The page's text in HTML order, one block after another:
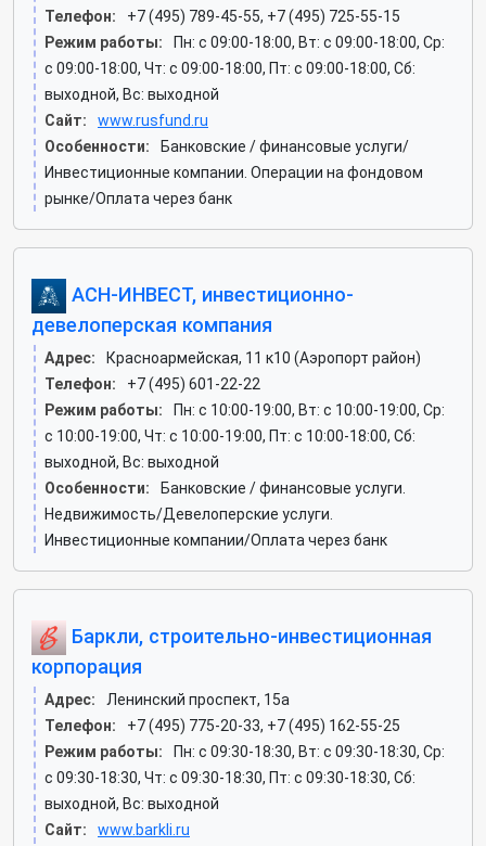
Телефон:
+7 (495) 789-45-55, +7 (495) 725-55-15
Режим работы:
Пн: c 09:00-18:00, Вт: c 09:00-18:00, Ср:
c 09:00-18:00, Чт: c 09:00-18:00, Пт: c 09:00-18:00, Сб:
выходной, Вс: выходной
Сайт:
www.rusfund.ru
Особенности:
Банковские / финансовые услуги/
Инвестиционные компании. Операции на фондовом
рынке/Оплата через банк
АСН-ИНВЕСТ, инвестиционно-
девелоперская компания
Адрес:
Красноармейская, 11 к10 (Аэропорт район)
Телефон:
+7 (495) 601-22-22
Режим работы:
Пн: c 10:00-19:00, Вт: c 10:00-19:00, Ср:
c 10:00-19:00, Чт: c 10:00-19:00, Пт: c 10:00-18:00, Сб:
выходной, Вс: выходной
Особенности:
Банковские / финансовые услуги.
Недвижимость/Девелоперские услуги.
Инвестиционные компании/Оплата через банк
Баркли, строительно-инвестиционная
корпорация
Адрес:
Ленинский проспект, 15а
Телефон:
+7 (495) 775-20-33, +7 (495) 162-55-25
Режим работы:
Пн: c 09:30-18:30, Вт: c 09:30-18:30, Ср:
c 09:30-18:30, Чт: c 09:30-18:30, Пт: c 09:30-18:30, Сб:
выходной, Вс: выходной
Сайт:
www.barkli.ru